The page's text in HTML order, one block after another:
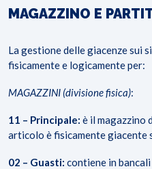
MAGAZZINO E
La gestione delle giacenze sui
fisicamente e logicamente per:
MAGAZZINI (divisione fisica):
11 – Principale: è il magazzino
articolo è fisicamente giacente
02 – Guasti: contiene in